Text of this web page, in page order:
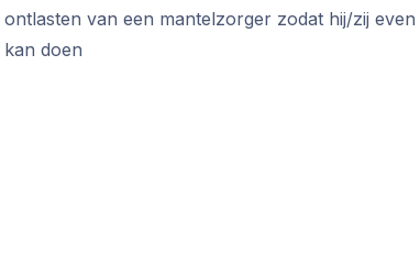
ontlasten van een mantelzorger zodat hij/zij
kan doen